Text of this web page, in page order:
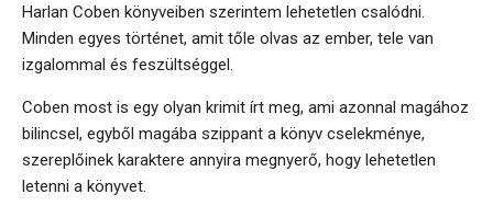
Harlan Coben könyveiben szerintem lehetetlen csalódni.
Minden egyes történet, amit tőle olvas az ember, tele van
izgalommal és feszültséggel.
Coben most is egy olyan krimit írt meg, ami azonnal magához
bilincsel, egyből magába szippant a könyv cselekménye,
szereplőinek karaktere annyira megnyerő, hogy lehetetlen
letenni a könyvet.